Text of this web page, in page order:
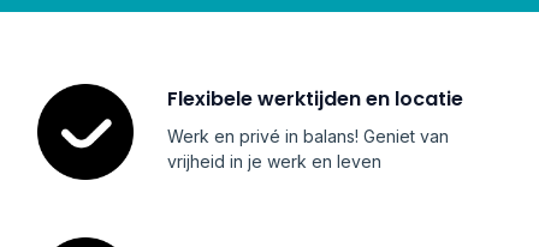
Flexibele werktijden en locatie
Werk en privé in balans! Geniet van
vrijheid in je werk en leven